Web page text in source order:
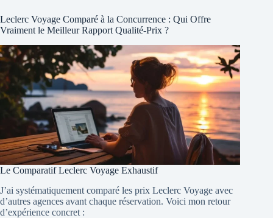
Leclerc Voyage Comparé à la Concurrence : Qui Offre
Vraiment le Meilleur Rapport Qualité-Prix ?
Le Comparatif Leclerc Voyage Exhaustif
J’ai systématiquement comparé les prix Leclerc Voyage avec
d’autres agences avant chaque réservation. Voici mon retour
d’expérience concret :